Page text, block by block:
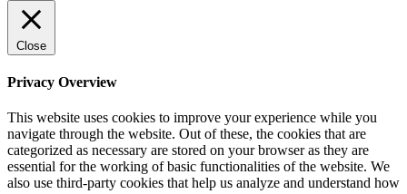
Close
Privacy Overview
This website uses cookies to improve your experience while you
navigate through the website. Out of these, the cookies that are
categorized as necessary are stored on your browser as they are
essential for the working of basic functionalities of the website. We
also use third-party cookies that help us analyze and understand how